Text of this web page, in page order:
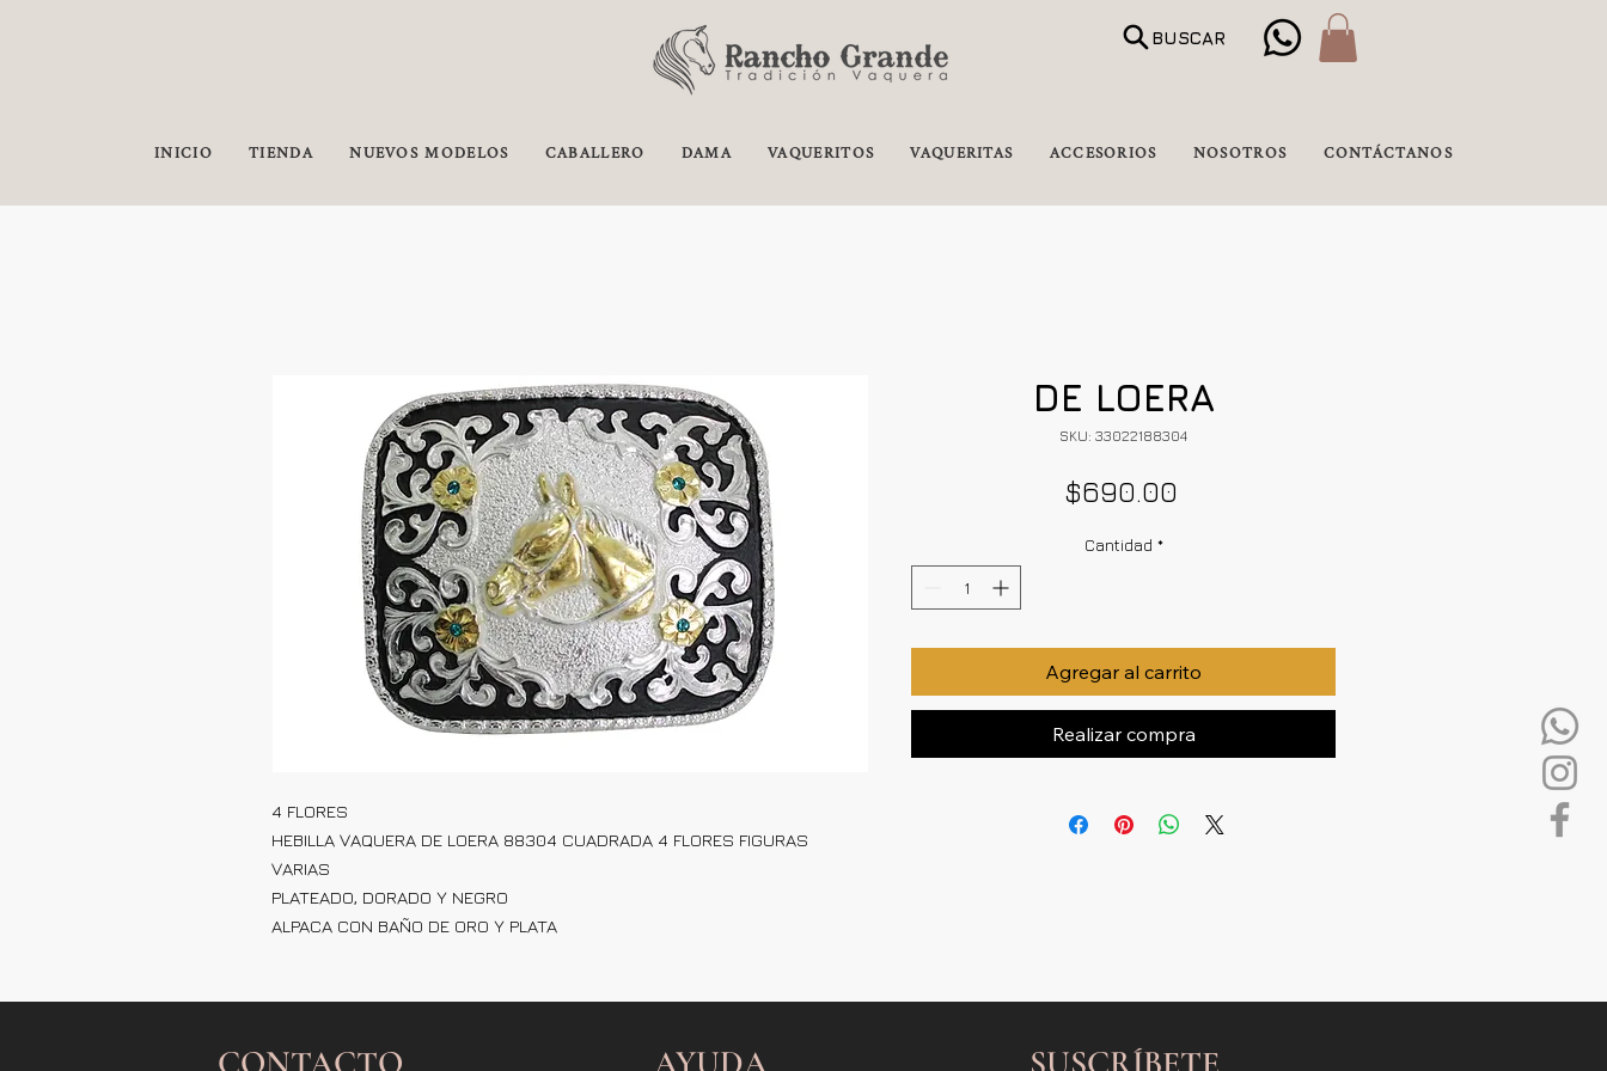
BUSCAR
INICIO TIENDA NUEVOS MODELOS CABALLERO DAMA VAQUERITOS VAQUERITAS ACCESORIOS NOSOTROS CONTÁCTANOS
4 FLORES
HEBILLA VAQUERA DE LOERA 88304 CUADRADA 4 FLORES FIGURAS
VARIAS
PLATEADO, DORADO Y NEGRO
ALPACA CON BAÑO DE ORO Y PLATA
DE LOERA
SKU: 33022188304
$690.00
Cantidad *
Agregar al carrito
Realizar compra